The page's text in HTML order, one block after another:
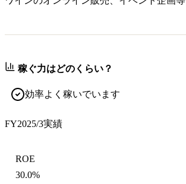
稼ぐ力はどのくらい？
効率よく稼いでいます
FY2025/3実績
ROE
30.0%